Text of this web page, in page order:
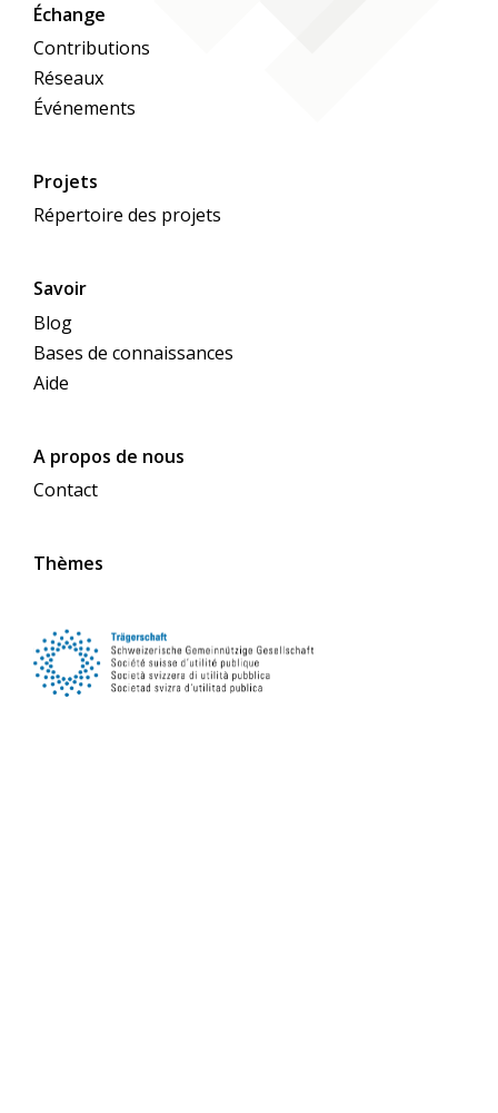
Échange
Contributions
Réseaux
Événements
Projets
Répertoire des projets
Savoir
Blog
Bases de connaissances
Aide
A propos de nous
Contact
Thèmes